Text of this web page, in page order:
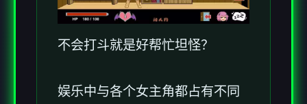
不会打斗就是好帮忙坦怪？
娱乐中与各个女主角都占有不同